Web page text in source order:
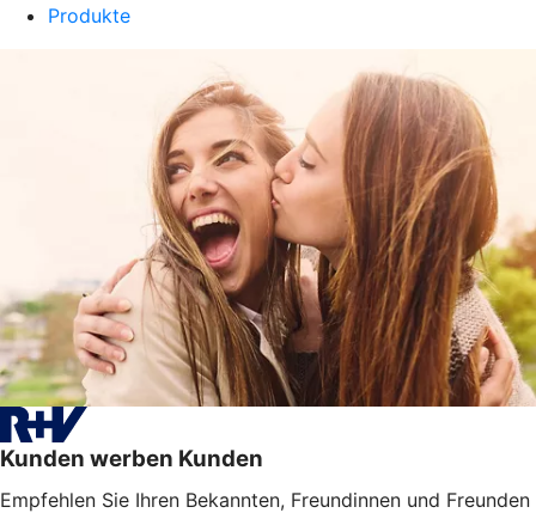
Produkte
Kunden werben Kunden
Empfehlen Sie Ihren Bekannten, Freundinnen und Freunden